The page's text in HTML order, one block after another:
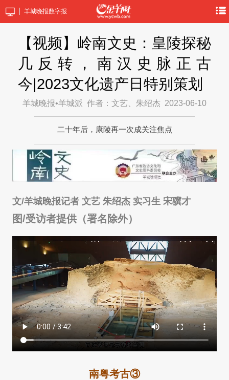
羊城晚报数字报
【视频】岭南文史：皇陵探秘
几反转，南汉史脉正古
今|2023文化遗产日特别策划
羊城晚报•羊城派 作者：文艺、朱绍杰 2023-06-10
二十年后，康陵再一次成关注焦点
文/羊城晚报记者 文艺 朱绍杰 实习生 宋骥才
图/受访者提供（署名除外）
南粤考古③